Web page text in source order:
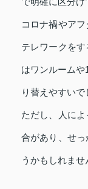
コロナ禍やア
テレワークを
はワンルーム
り替えやすいで
ただし、人に
合があり、せ
うかもしれませ